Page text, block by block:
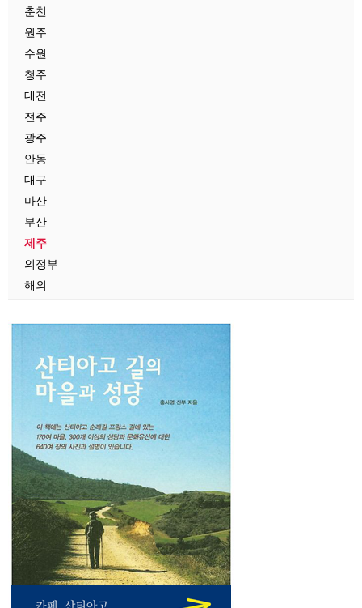
춘천
원주
수원
청주
대전
전주
광주
안동
대구
마산
부산
제주
의정부
해외